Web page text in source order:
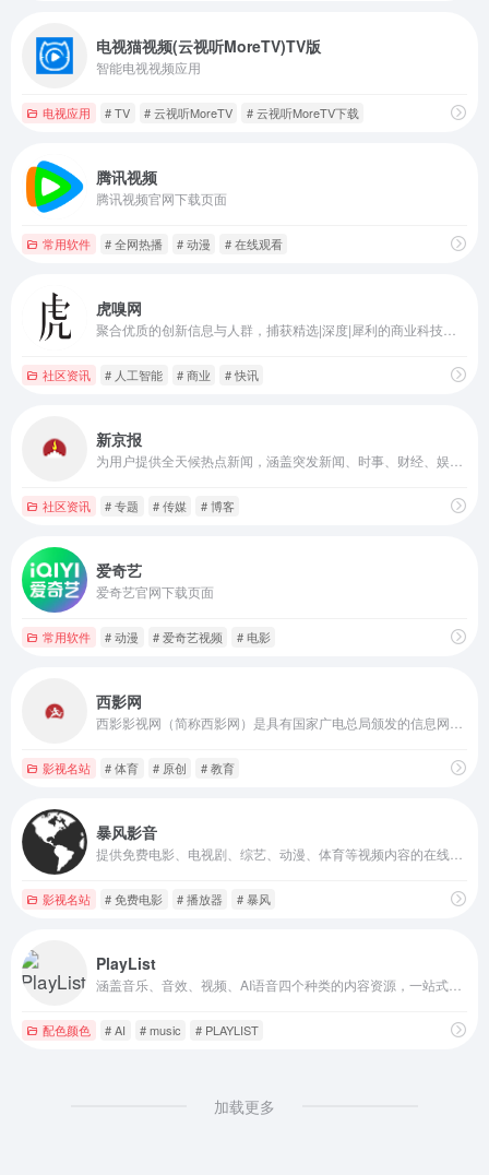
电视猫视频(云视听MoreTV)TV版
智能电视视频应用
电视应用 # TV # 云视听MoreTV # 云视听MoreTV下载
腾讯视频
腾讯视频官网下载页面
常用软件 # 全网热播 # 动漫 # 在线观看
虎嗅网
社区资讯 # 人工智能 # 商业 # 快讯
新京报
社区资讯 # 专题 # 传媒 # 博客
爱奇艺
爱奇艺官网下载页面
常用软件 # 动漫 # 爱奇艺视频 # 电影
西影网
影视名站 # 体育 # 原创 # 教育
暴风影音
影视名站 # 免费电影 # 播放器 # 暴风
PlayList
配色颜色 # AI # music # PLAYLIST
加载更多